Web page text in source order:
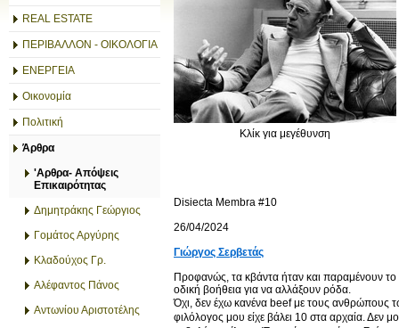
REAL ESTATE
ΠΕΡΙΒΑΛΛΟΝ - ΟΙΚΟΛΟΓΙΑ
ΕΝΕΡΓΕΙΑ
Οικονομία
Πολιτική
Άρθρα
'Αρθρα- Απόψεις
Επικαιρότητας
Δημητράκης Γεώργιος
Γομάτος Αργύρης
Κλαδούχος Γρ.
Αλέφαντος Πάνος
Αντωνίου Αριστοτέλης
Κλίκ για μεγέθυνση
Disiecta Membra #10
26/04/2024
Γιώργος Σερβετάς
Προφανώς, τα κβάντα ήταν και παραμένουν το
οδική βοήθεια για να αλλάξουν ρόδα.
Όχι, δεν έχω κανένα beef με τους ανθρώπους
φιλόλογος μου είχε βάλει 10 στα αρχαία. Δεν